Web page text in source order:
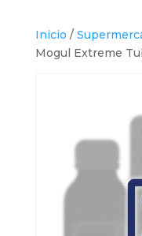
Inicio /
Mogul Extreme